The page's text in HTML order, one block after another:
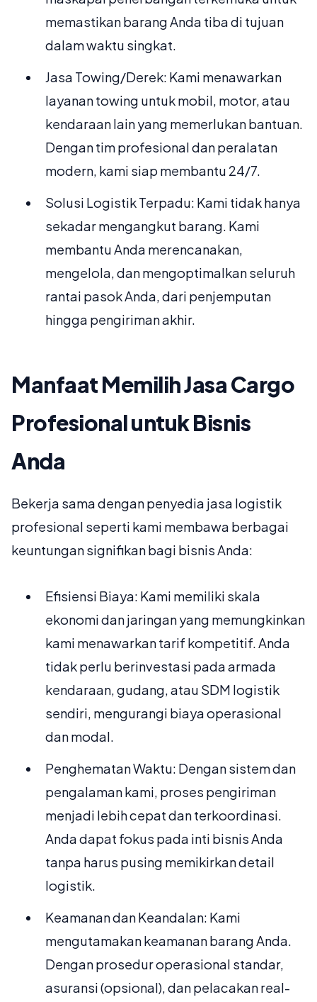
memastikan barang Anda tiba di tujuan
dalam waktu singkat.
Jasa Towing/Derek: Kami menawarkan
layanan towing untuk mobil, motor, atau
kendaraan lain yang memerlukan bantuan.
Dengan tim profesional dan peralatan
modern, kami siap membantu 24/7.
Solusi Logistik Terpadu: Kami tidak hanya
sekadar mengangkut barang. Kami
membantu Anda merencanakan,
mengelola, dan mengoptimalkan seluruh
rantai pasok Anda, dari penjemputan
hingga pengiriman akhir.
Manfaat Memilih Jasa Cargo
Profesional untuk Bisnis
Anda
Bekerja sama dengan penyedia jasa logistik
profesional seperti kami membawa berbagai
keuntungan signifikan bagi bisnis Anda:
Efisiensi Biaya: Kami memiliki skala
ekonomi dan jaringan yang memungkinkan
kami menawarkan tarif kompetitif. Anda
tidak perlu berinvestasi pada armada
kendaraan, gudang, atau SDM logistik
sendiri, mengurangi biaya operasional
dan modal.
Penghematan Waktu: Dengan sistem dan
pengalaman kami, proses pengiriman
menjadi lebih cepat dan terkoordinasi.
Anda dapat fokus pada inti bisnis Anda
tanpa harus pusing memikirkan detail
logistik.
Keamanan dan Keandalan: Kami
mengutamakan keamanan barang Anda.
Dengan prosedur operasional standar,
asuransi (opsional), dan pelacakan real-